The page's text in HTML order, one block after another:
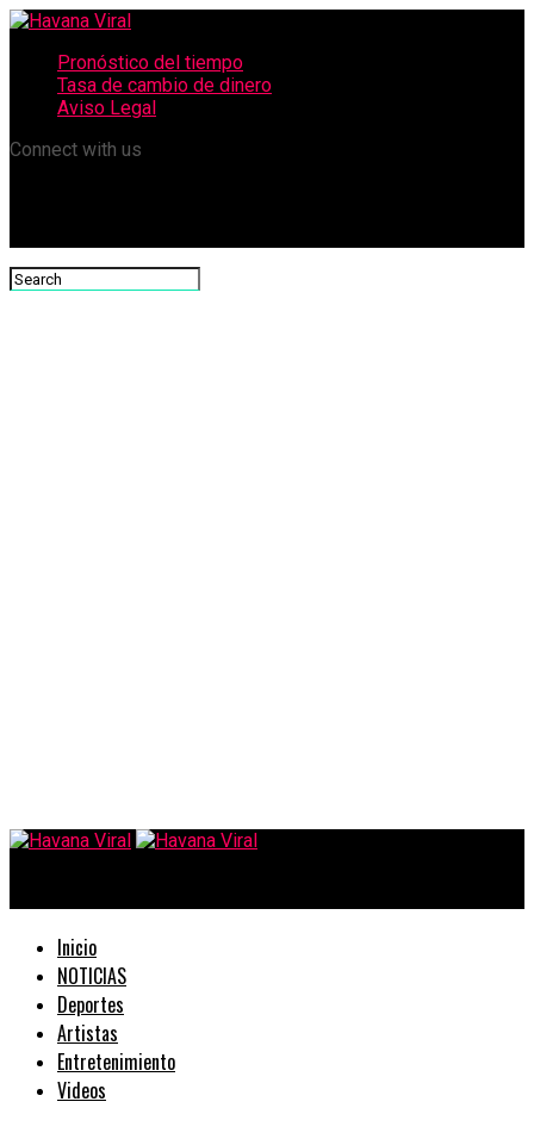
Pronóstico del tiempo
Tasa de cambio de dinero
Aviso Legal
Connect with us
Inicio
NOTICIAS
Deportes
Artistas
Entretenimiento
Videos